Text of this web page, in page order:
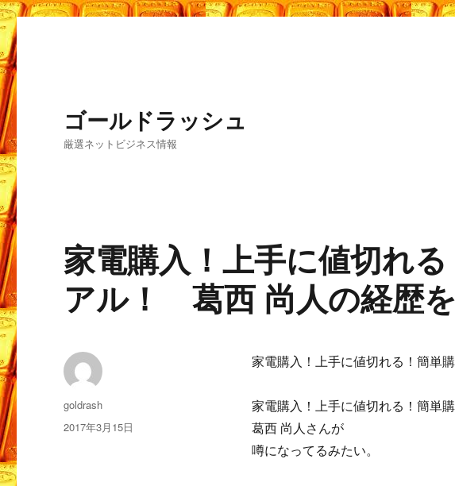
ゴールドラッシュ
厳選ネットビジネス情報
家電購入！上手に値切れ
アル！ 葛西 尚人の経歴
家電購入！上手に値切れる！簡単
家電購入！上手に値切れる！簡単
葛西 尚人さんが
噂になってるみたい。
投
稿
goldrash
投
2017年3月15日